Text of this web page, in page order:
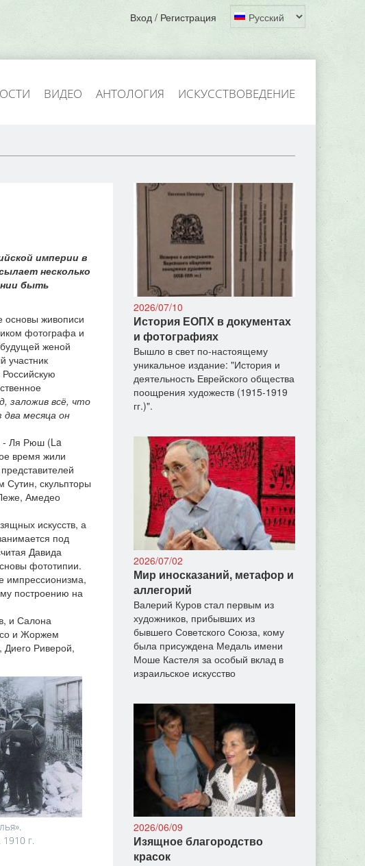
Вход / Регистрация
ВИДЕО АНТОЛОГИЯ ИСКУССТВОВЕДЕНИЕ
империи в
несколько
быть
основы живописи
фотографа и
женой
участник
заложив всё, что
месяца он
- Ля Рюш (La
время жили
Сутин, скульпторы
Амедео
искусств, а
под
Давида
фототипии.
импрессионизма,
построению на
и Салона
и Жоржем
Риверой,
г.
2026/07/10
История ЕОПХ в документах
и фотографиях
Вышло в свет по-настоящему
уникальное издание: "История и
деятельность Еврейского общества
поощрения художеств (1915-1919
гг.)".
2026/07/02
Мир иносказаний, метафор и
аллегорий
Валерий Куров стал первым из
художников, прибывших из
бывшего Советского Союза, кому
была присуждена Медаль имени
Моше Кастеля за особый вклад в
израильское искусство
2026/06/09
Изящное благородство
красок